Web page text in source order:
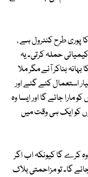
پوری طرح کنٹرول ہے ،
حملہ کرتی۔ یہ
بناکر آئے مگر ملا
استعمال کئے گئے اور
لوگوں کو مارا جائے گا اور ایسا وہ
کو ایک ہی وقت میں
کرے گا کیونکہ اب اگر
گا۔ تو مزاحمتی بلاک